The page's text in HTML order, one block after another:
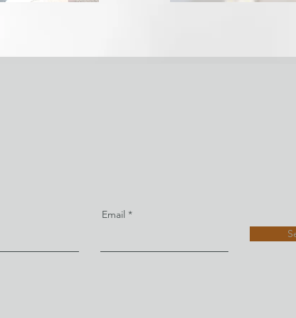
Email